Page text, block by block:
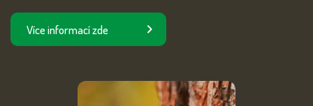
Více informací zde